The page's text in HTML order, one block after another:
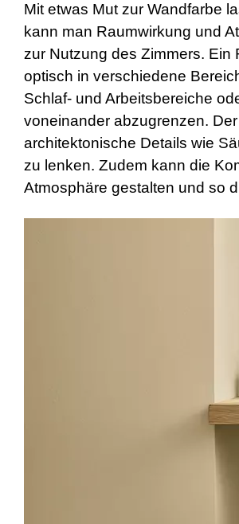
Mit etwas Mut zur Wandfarbe
kann man Raumwirkung und
zur Nutzung des Zimmers.
optisch in verschiedene
Schlaf- und Arbeitsbereiche
voneinander abzugrenzen.
architektonische Details wie
zu lenken. Zudem kann die
Atmosphäre gestalten und so